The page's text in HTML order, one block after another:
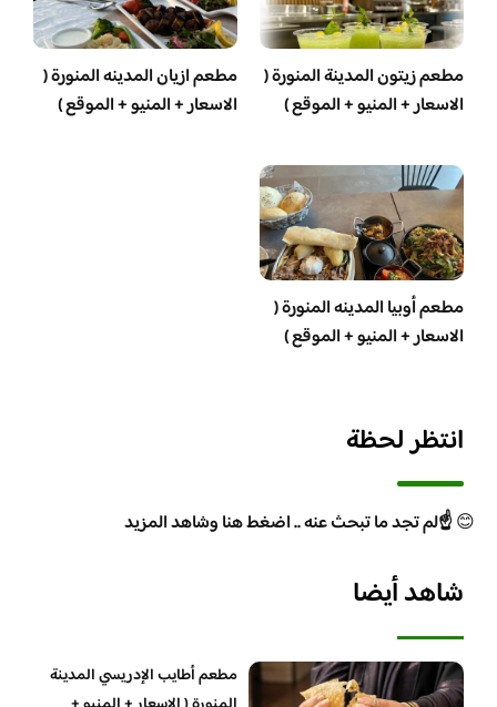
مطعم زيتون المدينة المنورة (
الاسعار + المنيو + الموقع )
مطعم ازيان المدينه المنورة (
الاسعار + المنيو + الموقع )
مطعم أوبيا المدينه المنورة (
الاسعار + المنيو + الموقع )
انتظر لحظة
😊☝️لم تجد ما تبحث عنه .. اضغط هنا وشاهد المزيد
شاهد أيضا
مطعم أطايب الإدريسي المدينة